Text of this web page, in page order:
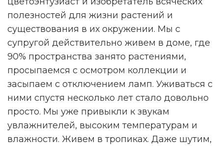
полезностей для жизни растений и
существования в их окружении. Мы с
супругой действительно живем в доме, где
90% пространства занято растениями,
просыпаемся с осмотром коллекции и
засыпаем с отключением ламп. Уживаться с
ними спустя несколько лет стало довольно
просто. Мы уже привыкли к звукам
увлажнителей, высоким температурам и
влажности. Живем в тропиках. Даже шутим,